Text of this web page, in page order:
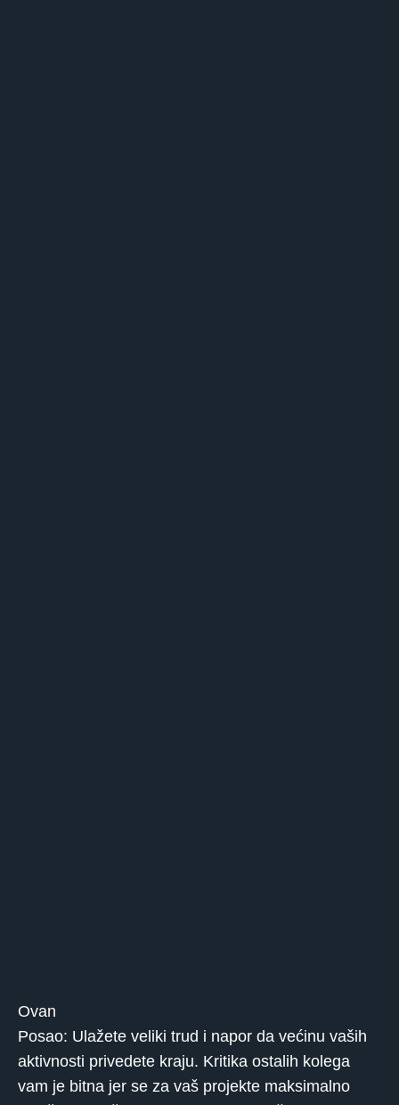
Ovan
Posao: Ulažete veliki trud i napor da većinu vaših
aktivnosti privedete kraju. Kritika ostalih kolega
vam je bitna jer se za vaš projekte maksimalno